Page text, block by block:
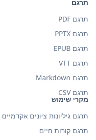
מקרי שימוש
תרגם גיליונות ציונים אקדמיים
תרגם קורות חיים
תרגם
תרגם PDF
תרגם PPTX
תרגם EPUB
תרגם VTT
תרגם Markdown
תרגם CSV